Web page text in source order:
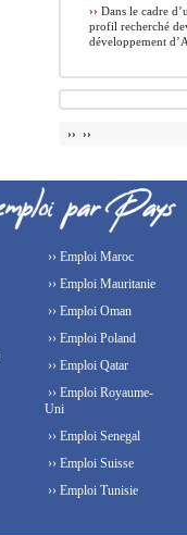
›› Dans le cadre
profil recherché
développement
›› ››
›› Emploi Maroc
›› Emploi Mauritanie
›› Emploi Oman
›› Emploi Poland
›› Emploi Qatar
›› Emploi Royaume-
Uni
›› Emploi Senegal
›› Emploi Suisse
›› Emploi Tunisie